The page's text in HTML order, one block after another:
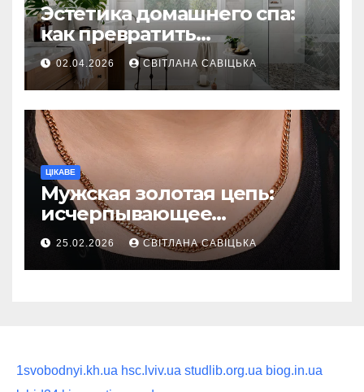
Эстетика домашнего спа:
как превратить
ежедневную гигиену в
восстанавливающий
ритуал
02.04.2026 СВІТЛАНА САВІЦЬКА
ЦІКАВЕ
Мужская золотая цепь:
исчерпывающее
руководство по выбору
статусного украшения
25.02.2026 СВІТЛАНА САВІЦЬКА
1svobodnyi.kh.ua hsc.lviv.ua studlib.org.ua biog.in.ua